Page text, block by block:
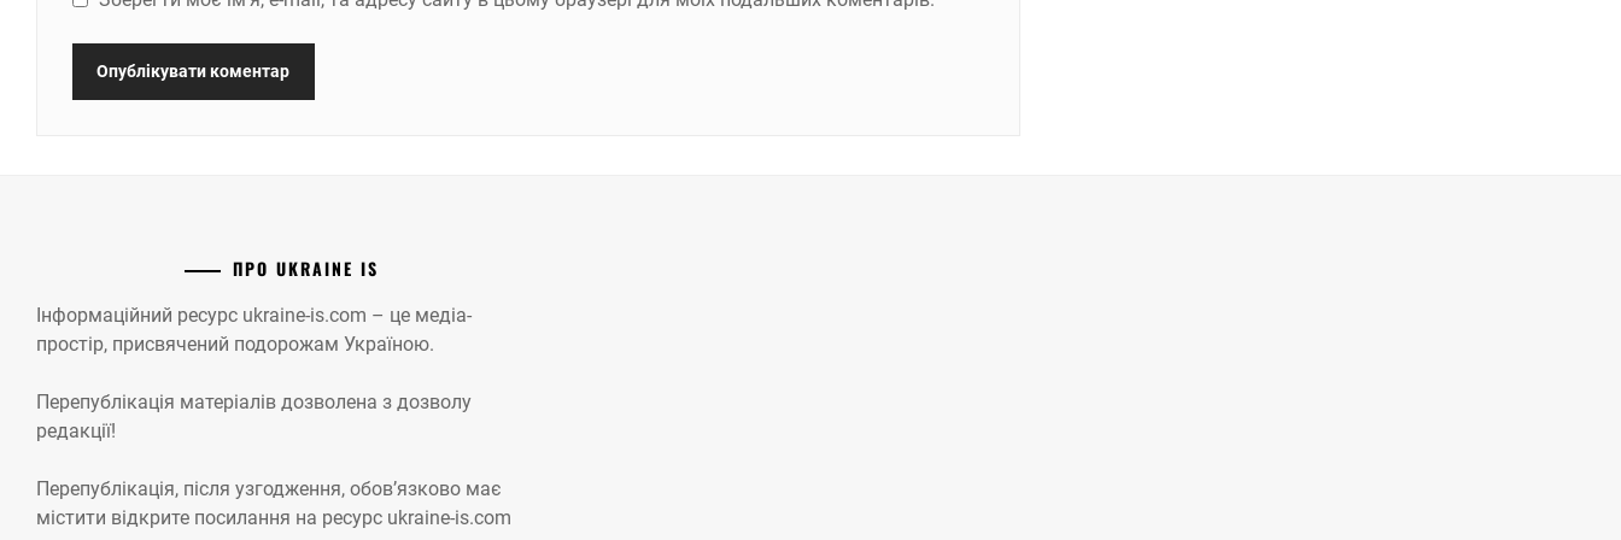
ПРО UKRAINE IS
Інформаційний ресурс ukraine-is.com – це медіа-
простір, присвячений подорожам Україною.
Перепублікація матеріалів дозволена з дозволу
редакції!
Перепублікація, після узгодження, обов’язково має
містити відкрите посилання на ресурс ukraine-is.com